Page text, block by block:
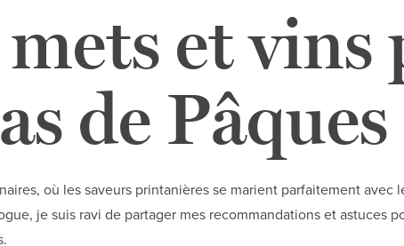
et vins
de Pâques
où les saveurs printanières se marient parfaitement avec
je suis ravi de partager mes recommandations et astuces